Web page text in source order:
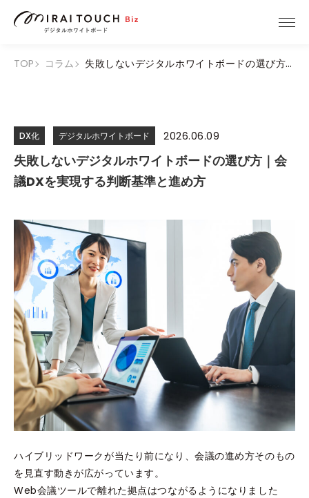
TOP コラム 失敗しないデジタルホワイトボードの選び方｜会議DXを実現する判断基準と進め方
DX化 デジタルホワイトボード 2026.06.09
失敗しないデジタルホワイトボードの選び方｜会
議DXを実現する判断基準と進め方
ハイブリッドワークが当たり前になり、会議の進め方そのもの
を見直す動きが広がっています。
Web会議ツールで離れた拠点はつながるようになりました